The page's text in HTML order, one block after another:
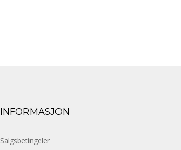
INFORMASJON
Salgsbetingeler